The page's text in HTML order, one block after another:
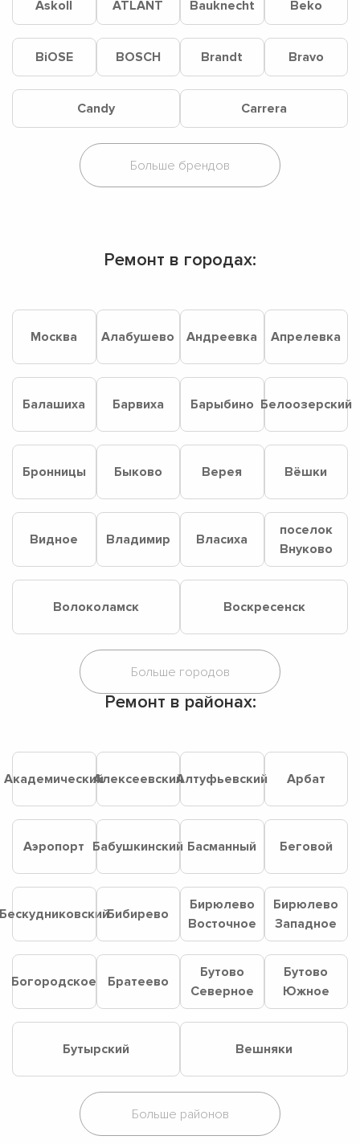
Askoll ATLANT Bauknecht Beko
BiOSE BOSCH Brandt Bravo
Candy Carrera
Ремонт в городах:
Москва Алабушево Андреевка Апрелевка
Балашиха Барвиха Барыбино Белоозерский
Бронницы Быково Верея Вёшки
Видное Владимир Власиха
поселок
Внуково
Волоколамск Воскресенск
Ремонт в районах:
АкадемическийАлексеевскийАлтуфьевский Арбат
Аэропорт Бабушкинский Басманный Беговой
Бибирево
Бирюлево
Восточное
Бирюлево
Западное
Богородское Братеево
Бутово
Северное
Бутово
Южное
Бутырский Вешняки